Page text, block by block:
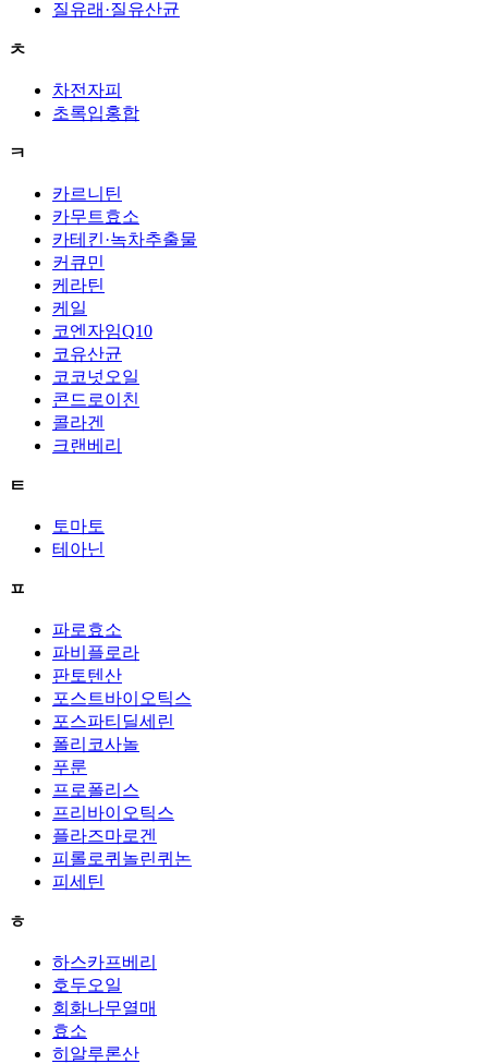
질유래·질유산균
ㅊ
차전자피
초록입홍합
ㅋ
카르니틴
카무트효소
카테킨·녹차추출물
커큐민
케라틴
케일
코엔자임Q10
코유산균
코코넛오일
콘드로이친
콜라겐
크랜베리
ㅌ
토마토
테아닌
ㅍ
파로효소
파비플로라
판토텐산
포스트바이오틱스
포스파티딜세린
폴리코사놀
푸룬
프로폴리스
프리바이오틱스
플라즈마로겐
피롤로퀴놀린퀴논
피세틴
ㅎ
하스카프베리
호두오일
회화나무열매
효소
히알루론산